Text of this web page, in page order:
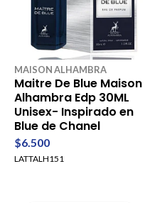
MAISON ALHAMBRA
Maitre De Blue Maison
Alhambra Edp 30ML
Unisex- Inspirado en
Blue de Chanel
$6.500
LATTALH151